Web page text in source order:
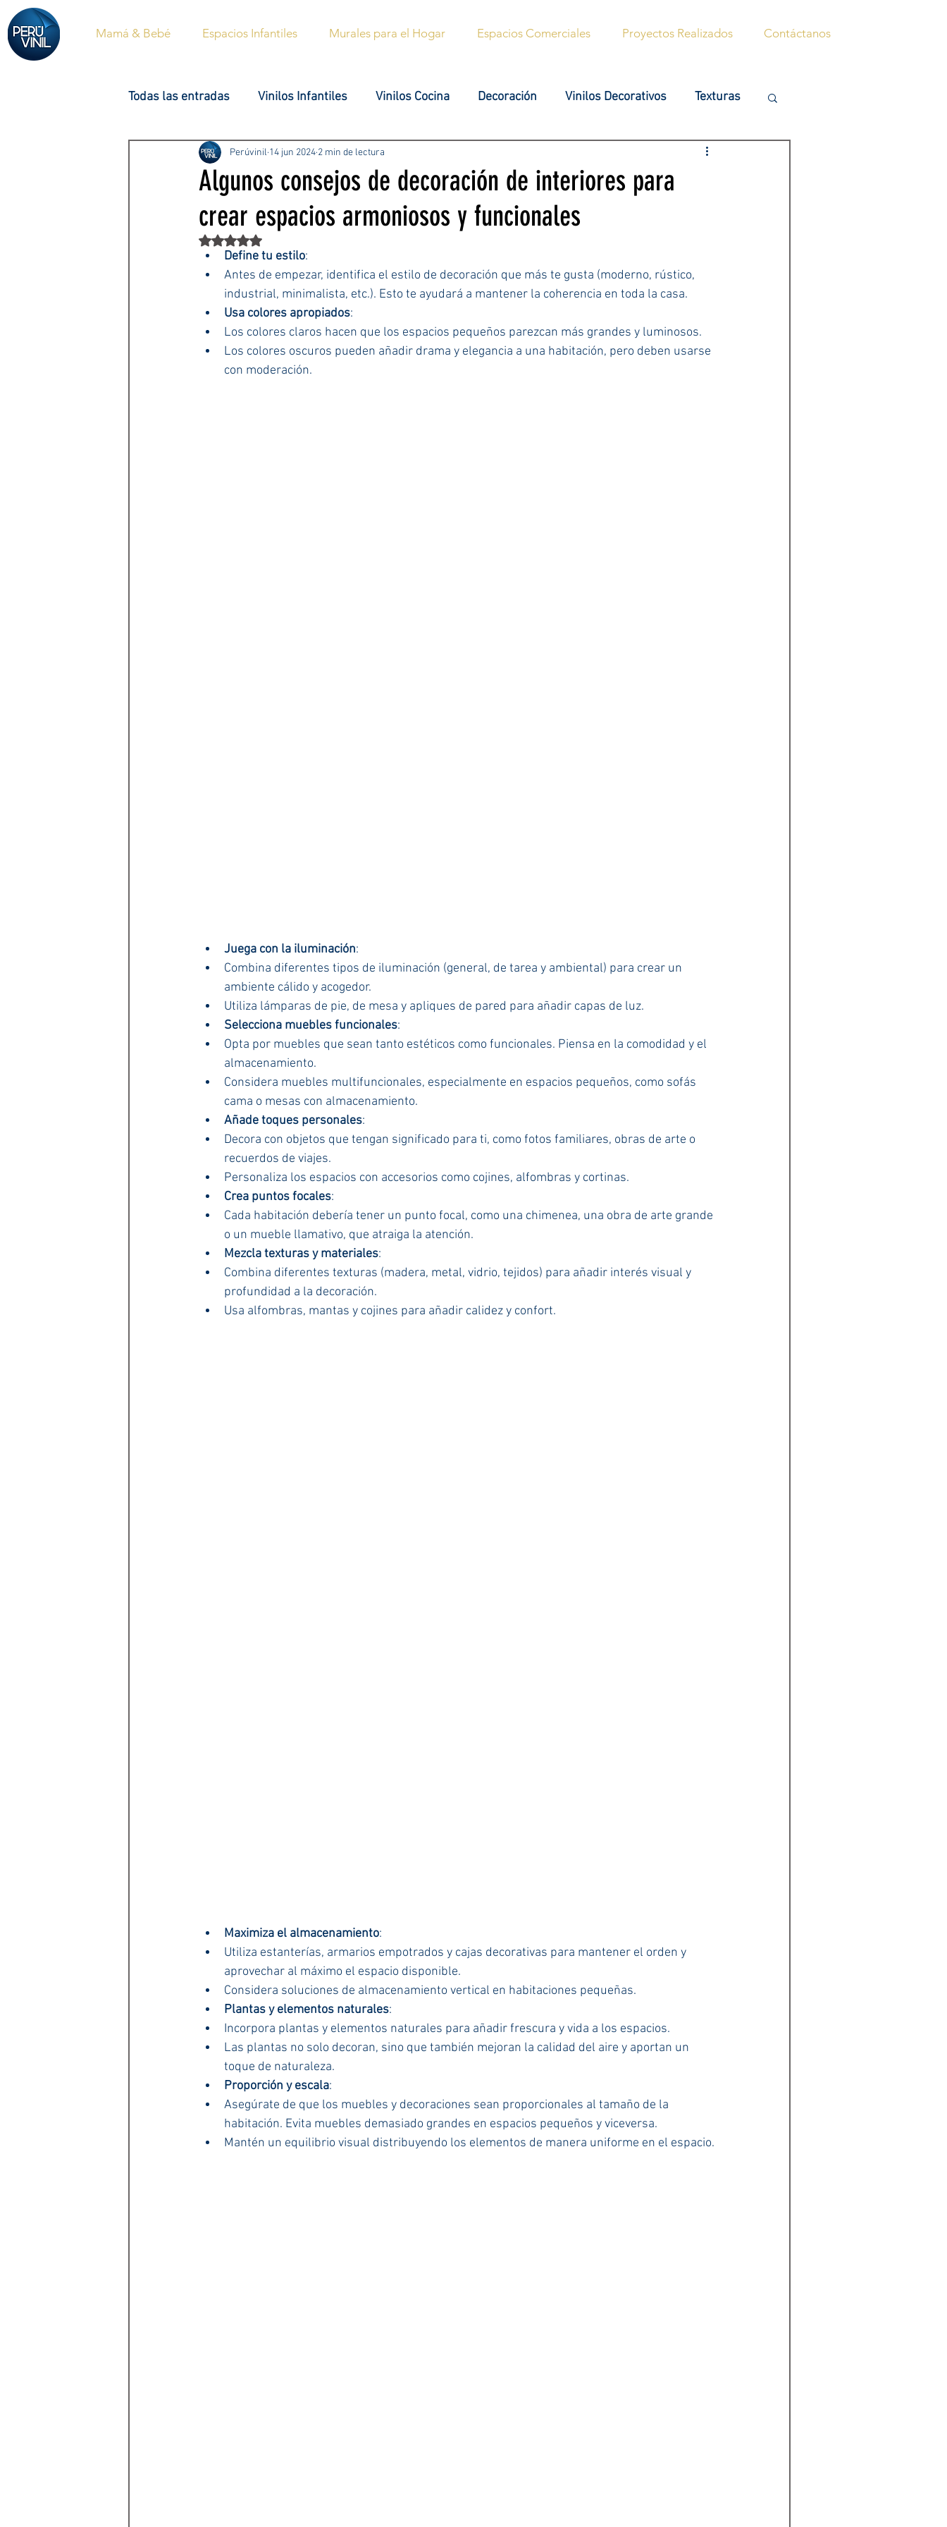
Mamá & Bebé Espacios Infantiles Murales para el Hogar Espacios Comerciales Proyectos Realizados Contáctanos
Todas las entradas Vinilos Infantiles Vinilos Cocina Decoración Vinilos Decorativos Texturas
Estilo Nórdico Hogar libre de estrés Plantas
Fotomurales cuidame Estilo de vida
Algunos consejos de decoración de interiores para
crear espacios armoniosos y funcionales
Perúvinil 14 jun 2024 2 min de lectura
Obtuvo NaN de 5 estrellas.
Define tu estilo:
Antes de empezar, identifica el estilo de decoración que más te gusta (moderno, rústico,
industrial, minimalista, etc.). Esto te ayudará a mantener la coherencia en toda la casa.
Usa colores apropiados:
Los colores claros hacen que los espacios pequeños parezcan más grandes y luminosos.
Los colores oscuros pueden añadir drama y elegancia a una habitación, pero deben usarse
con moderación.
Juega con la iluminación:
Combina diferentes tipos de iluminación (general, de tarea y ambiental) para crear un
ambiente cálido y acogedor.
Utiliza lámparas de pie, de mesa y apliques de pared para añadir capas de luz.
Selecciona muebles funcionales:
Opta por muebles que sean tanto estéticos como funcionales. Piensa en la comodidad y el
almacenamiento.
Considera muebles multifuncionales, especialmente en espacios pequeños, como sofás
cama o mesas con almacenamiento.
Añade toques personales:
Decora con objetos que tengan significado para ti, como fotos familiares, obras de arte o
recuerdos de viajes.
Personaliza los espacios con accesorios como cojines, alfombras y cortinas.
Crea puntos focales:
Cada habitación debería tener un punto focal, como una chimenea, una obra de arte grande
o un mueble llamativo, que atraiga la atención.
Mezcla texturas y materiales:
Combina diferentes texturas (madera, metal, vidrio, tejidos) para añadir interés visual y
profundidad a la decoración.
Usa alfombras, mantas y cojines para añadir calidez y confort.
Maximiza el almacenamiento:
Utiliza estanterías, armarios empotrados y cajas decorativas para mantener el orden y
aprovechar al máximo el espacio disponible.
Considera soluciones de almacenamiento vertical en habitaciones pequeñas.
Plantas y elementos naturales:
Incorpora plantas y elementos naturales para añadir frescura y vida a los espacios.
Las plantas no solo decoran, sino que también mejoran la calidad del aire y aportan un
toque de naturaleza.
Proporción y escala:
Asegúrate de que los muebles y decoraciones sean proporcionales al tamaño de la
habitación. Evita muebles demasiado grandes en espacios pequeños y viceversa.
Mantén un equilibrio visual distribuyendo los elementos de manera uniforme en el espacio.